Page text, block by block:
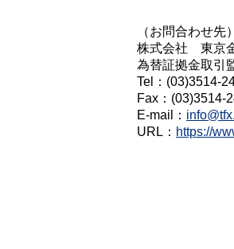
（お問合わせ先）
株式会社 東京
為替証拠金取引
Tel：(03)3514-
Fax：(03)3514-
E-mail：
URL： https://